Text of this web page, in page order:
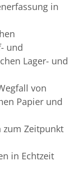
in
und
Lager- und
von
Papier und
Zeitpunkt
in Echtzeit